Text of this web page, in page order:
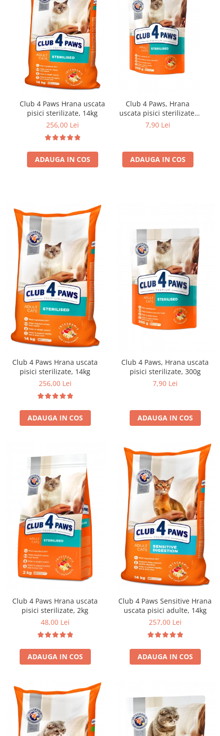
Club 4 Paws Hrana uscata
pisici sterilizate, 14kg
256,00 Lei
ADAUGA IN COS
Club 4 Paws, Hrana
uscata pisici sterilizate,
300g
7,90 Lei
ADAUGA IN COS
Club 4 Paws Hrana uscata
pisici sterilizate, 14kg
256,00 Lei
ADAUGA IN COS
Club 4 Paws, Hrana uscata
pisici sterilizate, 300g
7,90 Lei
ADAUGA IN COS
Club 4 Paws Hrana uscata
pisici sterilizate, 2kg
48,00 Lei
ADAUGA IN COS
Club 4 Paws Sensitive Hrana
uscata pisici adulte, 14kg
257,00 Lei
ADAUGA IN COS